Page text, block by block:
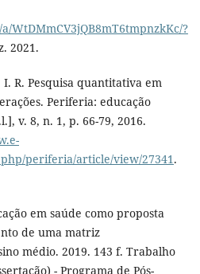
WtDMmCV3jQB8mT6tmpnzkKc/?
2021.
I. R. Pesquisa quantitativa em
Periferia: educação
v. 8, n. 1, p. 66-79, 2016.
periferia/article/view/27341.
em saúde como proposta
de uma matriz
médio. 2019. 143 f. Trabalho
- Programa de Pós-